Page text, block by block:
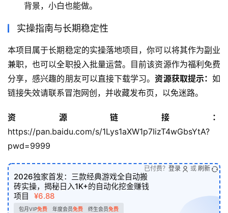
背景，小白也能做。
实操指南与长期稳定性
本项目属于长期稳定的实操落地项目，你可以将其作为副业
兼职，也可以全职投入批量运营。目前该资源作为福利免费
分享，感兴趣的朋友可以直接下载学习。资源获取提示：如
链接失效请联系冒泡网创，并收藏发布页，以免迷路。
资源链接：
https://pan.baidu.com/s/1Lys1aXW1p7IizT4wGbsYtA?
pwd=9999
2026独家首发：三款经典游戏全自动搬
砖实操，揭秘日入1K+的自动化挖金赚钱
项目
¥6.88
包月VIP免费 年度会员免费 终生会员免费
已付费？ 登录 或 刷新